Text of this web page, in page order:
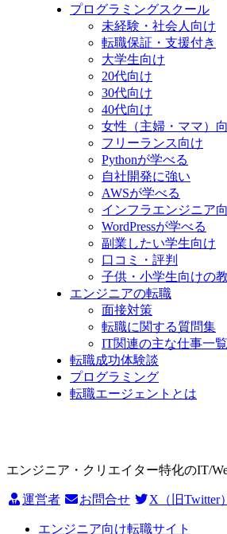
プログラミングスクール
未経験・社会人向け
転職保証・支援付き
大学生向け
20代向け
30代向け
40代向け
女性（主婦・ママ）
フリーランス向け
Pythonが学べる
自社開発に強い
AWSが学べる
インフラエンジニア
WordPressが学べる
副業したい学生向け
口コミ・評判
子供・小学生向けの
エンジニアの転職
面接対策
転職に関する質問集
IT関連の主な仕事一覧
転職成功体験談
プログラミング
転職エージェントとは
エンジニア・クリエイター特化のIT/
運営者 お問合せ X（旧Twitter）
エンジニア向け転職サイト